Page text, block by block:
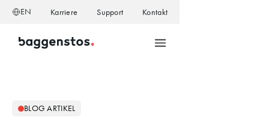
EN Karriere Support Kontakt
BLOG ARTIKEL